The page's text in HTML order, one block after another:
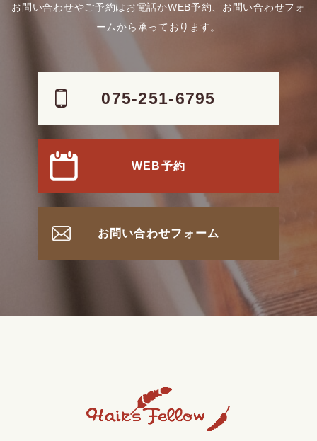
お問い合わせやご予約はお電話かWEB予約、お問い合わせフォ
ームから承っております。
075-251-6795
WEB予約
お問い合わせフォーム